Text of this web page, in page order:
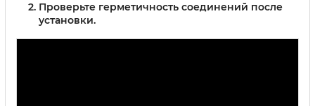
Проверьте герметичность соединений после
установки.